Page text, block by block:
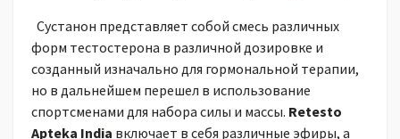
Сустанон представляет собой смесь различных
форм тестостерона в различной дозировке и
созданный изначально для гормональной терапии,
но в дальнейшем перешел в использование
спортсменами для набора силы и массы. Retesto
Apteka India включает в себя различные эфиры, а